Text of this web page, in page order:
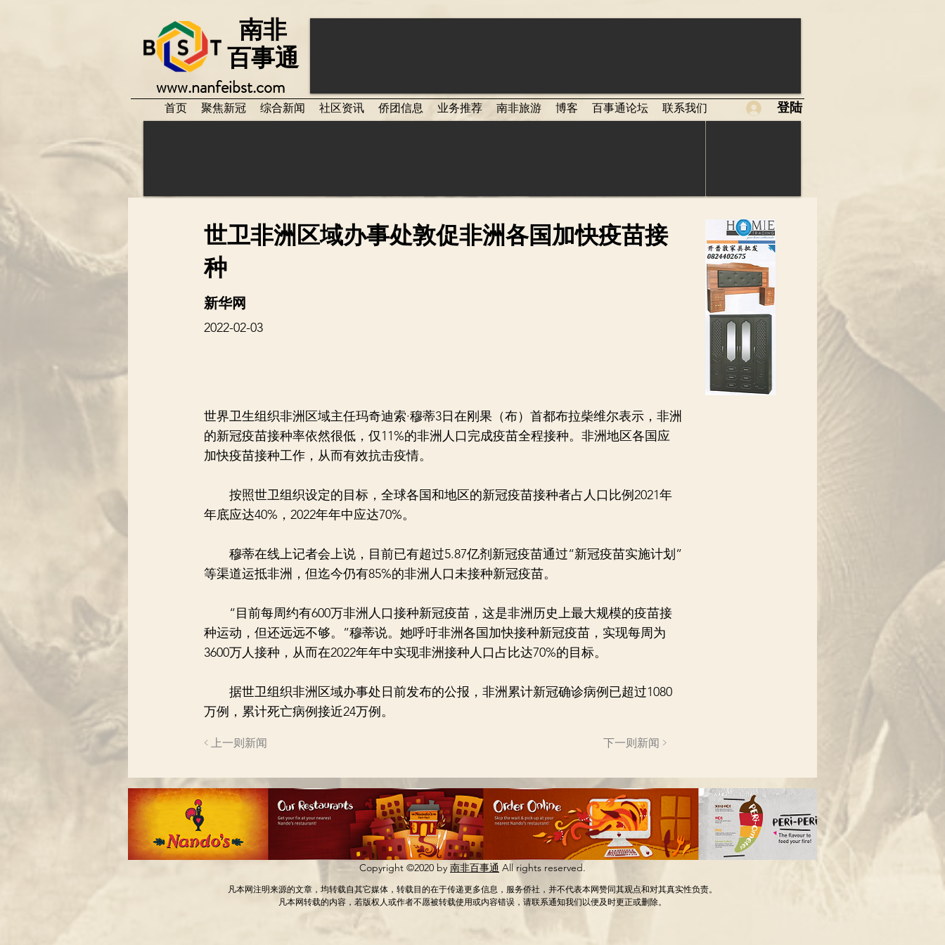
www.nanfeibst.com
百事通
南非
登陆
首页 聚焦新冠 综合新闻 社区资讯 侨团信息 业务推荐 南非旅游 博客 百事通论坛 联系我们
世卫非洲区域办事处敦促非洲各国加快疫苗接
种
新华网
2022-02-03
世界卫生组织非洲区域主任玛奇迪索·穆蒂3日在刚果（布）首都布拉柴维尔表示，非洲
的新冠疫苗接种率依然很低，仅11%的非洲人口完成疫苗全程接种。非洲地区各国应
加快疫苗接种工作，从而有效抗击疫情。
按照世卫组织设定的目标，全球各国和地区的新冠疫苗接种者占人口比例2021年
年底应达40%，2022年年中应达70%。
穆蒂在线上记者会上说，目前已有超过5.87亿剂新冠疫苗通过“新冠疫苗实施计划”
等渠道运抵非洲，但迄今仍有85%的非洲人口未接种新冠疫苗。
“目前每周约有600万非洲人口接种新冠疫苗，这是非洲历史上最大规模的疫苗接
种运动，但还远远不够。”穆蒂说。她呼吁非洲各国加快接种新冠疫苗，实现每周为
3600万人接种，从而在2022年年中实现非洲接种人口占比达70%的目标。
据世卫组织非洲区域办事处日前发布的公报，非洲累计新冠确诊病例已超过1080
万例，累计死亡病例接近24万例。
< 上一则新闻 下一则新闻 >
凡本网注明来源的文章，均转载自其它媒体，转载目的在于传递更多信息，服务侨社，并不代表本网赞同其观点和对其真实性负责。
凡本网转载的内容，若版权人或作者不愿被转载使用或内容错误，请联系通知我们以便及时更正或删除。
Copyright ©2020 by 南非百事通 All rights reserved.